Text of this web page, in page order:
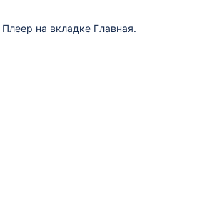
Плеер на вкладке Главная.